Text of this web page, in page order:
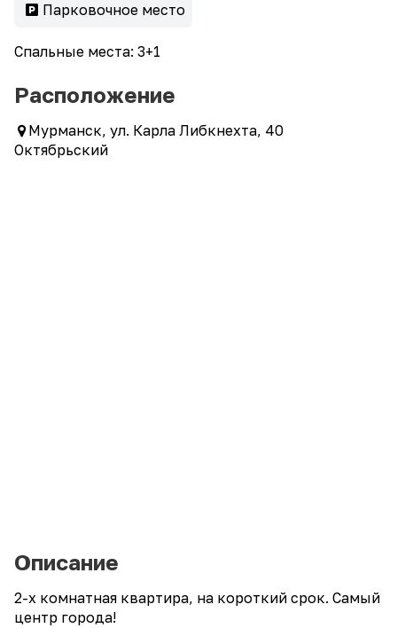
Парковочное место
Спальные места: 3+1
Расположение
Мурманск, ул. Карла Либкнехта, 40
Октябрьский
Описание
2-х комнатная квартира, на короткий срок. Самый
центр города!